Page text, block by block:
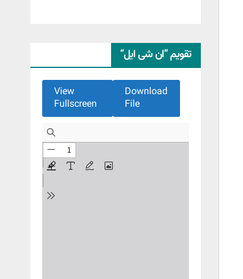
تقویم ”ان شی ایل“
Download
File
View
Fullscreen